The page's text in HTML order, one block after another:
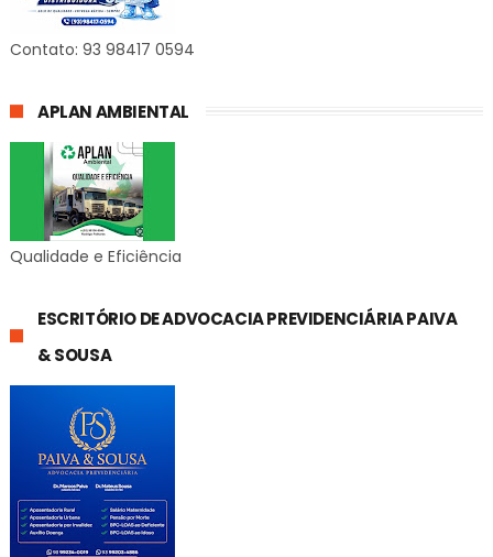
Contato: 93 98417 0594
APLAN AMBIENTAL
Qualidade e Eficiência
ESCRITÓRIO DE ADVOCACIA PREVIDENCIÁRIA PAIVA
& SOUSA